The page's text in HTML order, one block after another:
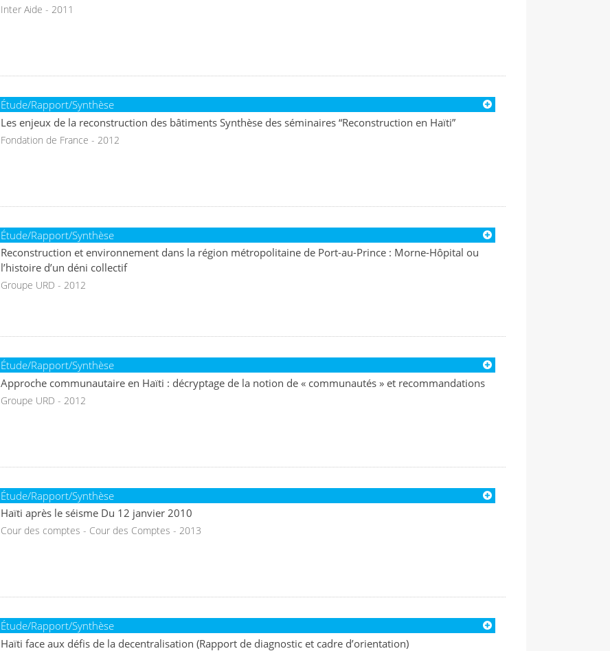
Inter Aide - 2011
Étude/Rapport/Synthèse
Les enjeux de la reconstruction des bâtiments Synthèse des séminaires “Reconstruction en Haïti”
Fondation de France - 2012
Étude/Rapport/Synthèse
Reconstruction et environnement dans la région métropolitaine de Port-au-Prince : Morne-Hôpital ou
l’histoire d’un déni collectif
Groupe URD - 2012
Étude/Rapport/Synthèse
Approche communautaire en Haïti : décryptage de la notion de « communautés » et recommandations
Groupe URD - 2012
Étude/Rapport/Synthèse
Haïti après le séisme Du 12 janvier 2010
Cour des comptes - Cour des Comptes - 2013
Étude/Rapport/Synthèse
Haïti face aux défis de la decentralisation (Rapport de diagnostic et cadre d’orientation)